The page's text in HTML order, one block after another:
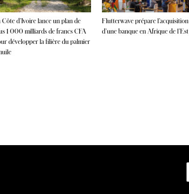
Côte d’Ivoire lance un plan de
1 000 milliards de francs CFA
développer la filière du palmier
Flutterwave prépare l’acquisition
d’une banque en Afrique de l’Est